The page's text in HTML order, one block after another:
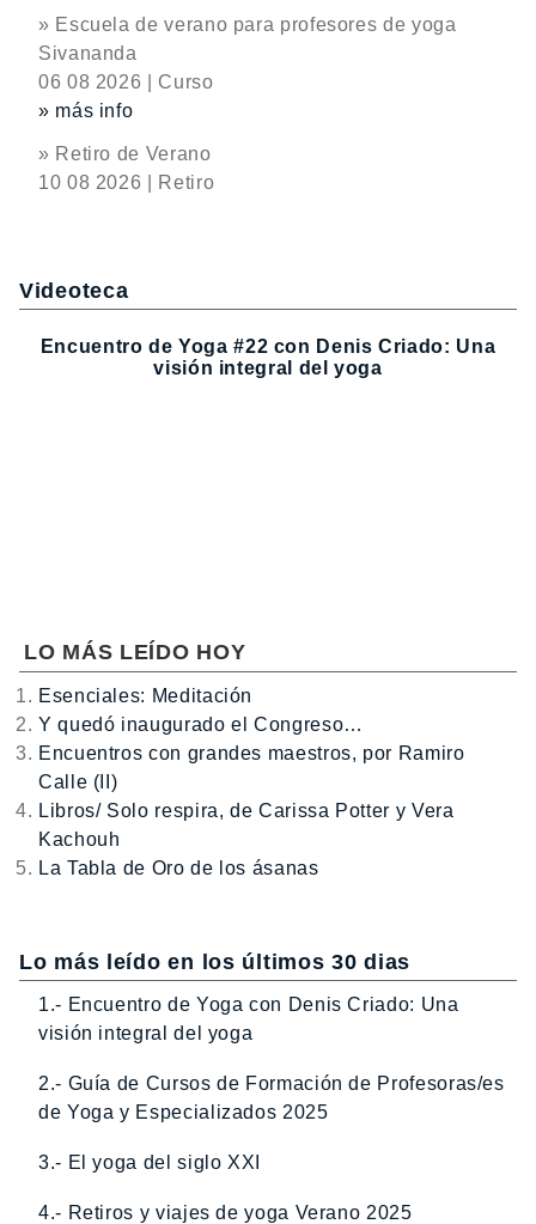
» Escuela de verano para profesores de yoga
Sivananda
06 08 2026 | Curso
» más info
» Retiro de Verano
10 08 2026 | Retiro
Videoteca
Encuentro de Yoga #22 con Denis Criado: Una
visión integral del yoga
LO MÁS LEÍDO HOY
Esenciales: Meditación
Y quedó inaugurado el Congreso…
Encuentros con grandes maestros, por Ramiro
Calle (II)
Libros/ Solo respira, de Carissa Potter y Vera
Kachouh
La Tabla de Oro de los ásanas
Lo más leído en los últimos 30 dias
1.- Encuentro de Yoga con Denis Criado: Una
visión integral del yoga
2.- Guía de Cursos de Formación de Profesoras/es
de Yoga y Especializados 2025
3.- El yoga del siglo XXI
4.- Retiros y viajes de yoga Verano 2025